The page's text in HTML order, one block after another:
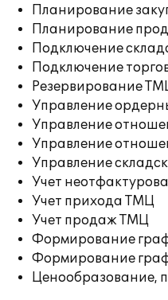
Планирование
Планирование
Подключение
Подключение
Резервирование
Управление
Управление
Управление
Управление
Учет
Учет прихода ТМЦ
Учет продаж ТМЦ
Формирование
Формирование
Ценообразование,